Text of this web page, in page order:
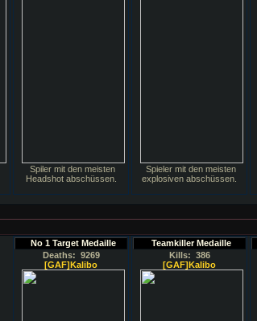
Spiler mit den meisten
Headshot abschüssen.
Spieler mit den meisten
explosiven abschüssen.
No 1 Target Medaille
Deaths: 9269
[GAF]Kalibo
Teamkiller Medaille
Kills: 386
[GAF]Kalibo